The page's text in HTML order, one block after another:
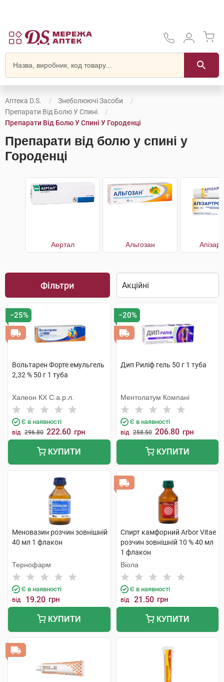
Аптека D.S.
Знеболюючі Засоби
Препарати Від Болю У Спині
Препарати Від Болю У Спині У Городенці
Препарати від болю у спині у
Городенці
Аертал Альгозан
Фільтри
−25%
Вольтарен Форте емульгель
2,32 % 50 г 1 туба
Халеон КХ С.а.р.л.
Є в наявності
від 296.80 222.60 грн
КУПИТИ
−20%
Дип Риліф гель 50 г 1 туба
Ментолатум Компані
Є в наявності
від 258.50 206.80 грн
КУПИТИ
Меновазин розчин зовнішній
40 мл 1 флакон
Тернофарм
Є в наявності
від 19.20 грн
КУПИТИ
Спирт камфорний Arbor Vitae
розчин зовнішній 10 % 40 мл
1 флакон
Віола
Є в наявності
від 21.50 грн
КУПИТИ